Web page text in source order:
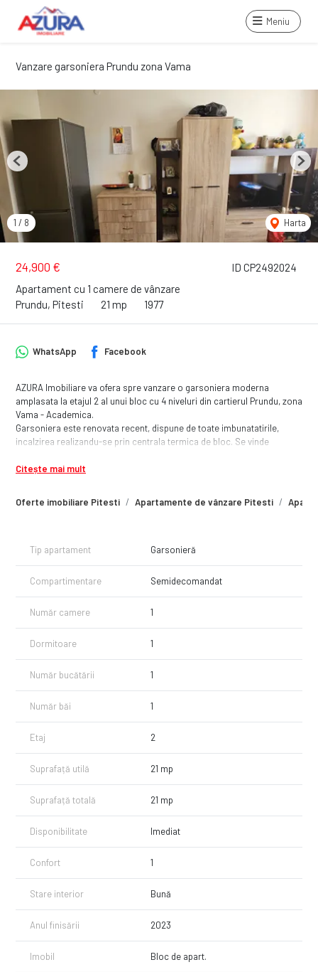
Meniu
Vanzare garsoniera Prundu zona Vama
ID CP2492024
24,900 €
Apartament cu 1 camere de vânzare
Prundu, Pitesti
21 mp 1977
1 / 8 Harta
Previous Next
Oferte imobiliare Pitesti Apartamente de vânzare Pitesti
WhatsApp Facebook
AZURA Imobiliare va ofera spre vanzare o garsoniera moderna
amplasata la etajul 2 al unui bloc cu 4 niveluri din cartierul Prundu, zona
Vama - Academica.
Garsoniera este renovata recent, dispune de toate imbunatatirile,
incalzirea realizandu-se prin centrala termica de bloc. Se vinde
Pentru vizionare, sunati la numarul afisat.
Citește mai mult
Tip apartament Garsonieră
Compartimentare Semidecomandat
Număr camere 1
Dormitoare 1
Număr bucătării 1
Număr băi 1
Etaj 2
Suprafață utilă 21 mp
Suprafață totală 21 mp
Disponibilitate Imediat
Confort 1
Stare interior Bună
Anul finisării 2023
Imobil Bloc de apart.